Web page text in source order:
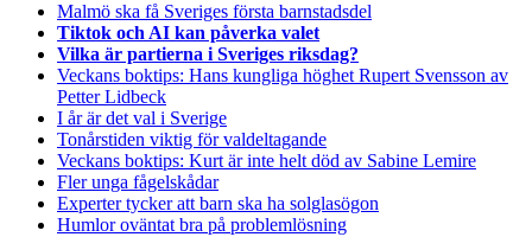
Malmö ska få Sveriges första barnstadsdel
Tiktok och AI kan påverka valet
Vilka är partierna i Sveriges riksdag?
Veckans boktips: Hans kungliga höghet Rupert Svensson av
Petter Lidbeck
I år är det val i Sverige
Tonårstiden viktig för valdeltagande
Veckans boktips: Kurt är inte helt död av Sabine Lemire
Fler unga fågelskådar
Experter tycker att barn ska ha solglasögon
Humlor oväntat bra på problemlösning